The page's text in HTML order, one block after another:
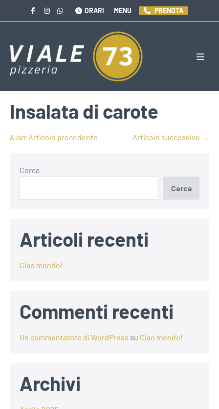
al
ORARI MENU PRENOTA
Insalata di carote
Navigazione
&larr Articolo precedente Articolo successivo →
Cerca
Cerca
Articoli recenti
Ciao mondo!
Commenti recenti
Un commentatore di WordPress su Ciao mondo!
Archivi